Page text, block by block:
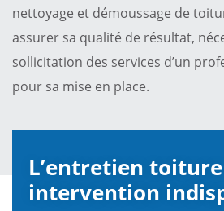
nettoyage et démoussage de
assurer sa qualité de résultat,
sollicitation des services d’un
pour sa mise en place.
L’entretien
intervention